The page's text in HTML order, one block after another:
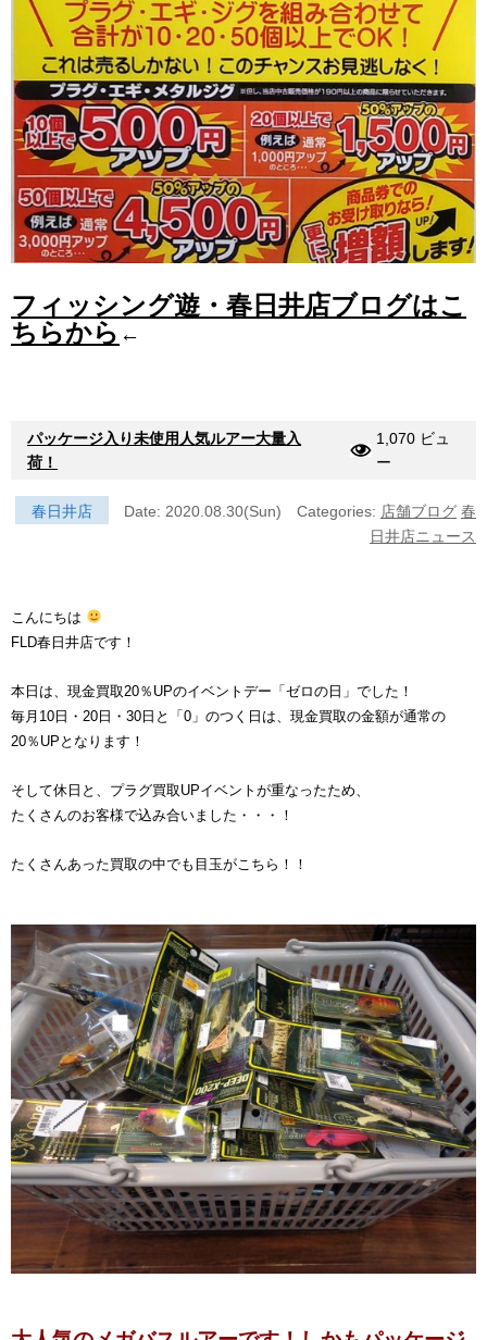
フィッシング遊・春日井店ブログはこ
ちらから ←
パッケージ入り未使用人気ルアー大量入
荷！
1,070 ビュ
ー
春日井店 Date: 2020.08.30(Sun) Categories: 店舗ブログ 春
日井店ニュース
こんにちは
FLD春日井店です！
本日は、現金買取20％UPのイベントデー「ゼロの日」でした！
毎月10日・20日・30日と「0」のつく日は、現金買取の金額が通常の
20％UPとなります！
そして休日と、プラグ買取UPイベントが重なったため、
たくさんのお客様で込み合いました・・・！
たくさんあった買取の中でも目玉がこちら！！